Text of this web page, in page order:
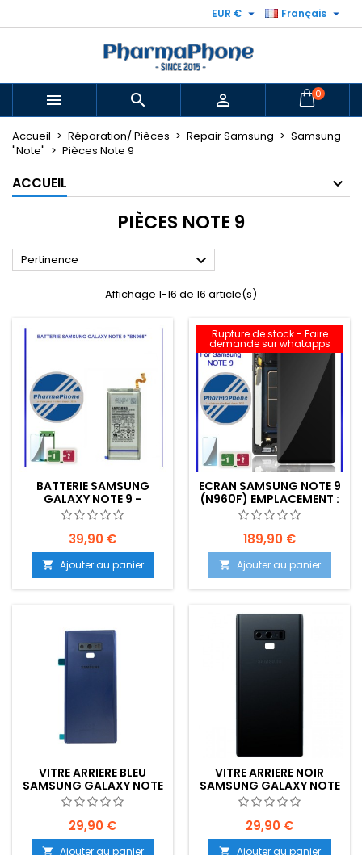
Français 
EUR € 
   0
Accueil Réparation/ Pièces Repair Samsung
Samsung
"Note"
Pièces Note 9
ACCUEIL
PIÈCES NOTE 9
Pertinence 
Affichage 1-16 de 16 article(s)
BATTERIE SAMSUNG
GALAXY NOTE 9 -
EMPLACEMENT: Z02-R01-
E10
39,90 €
 Ajouter au panier
Rupture de stock - Faire
demande sur whatapps
ECRAN SAMSUNG NOTE 9
(N960F) EMPLACEMENT :
Z2-R01-E09
189,90 €
 Ajouter au panier
VITRE ARRIERE BLEU
SAMSUNG GALAXY NOTE
9 - EMPLACEMENT: Z2-
R15-49
29,90 €
 Ajouter au panier
VITRE ARRIERE NOIR
SAMSUNG GALAXY NOTE
9 - EMPLACEMENT: Z2-
R15-49
29,90 €
 Ajouter au panier